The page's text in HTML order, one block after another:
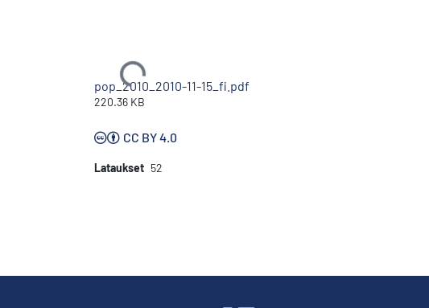
Ladataan...
pop_2010_2010-11-15_fi.pdf
220.36 KB
CC BY 4.0
Lataukset 52